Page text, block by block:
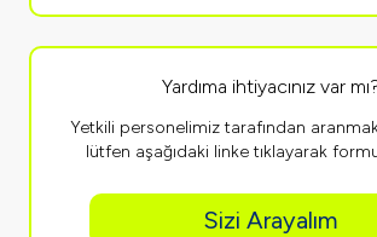
Yardıma ihtiyacınız var
Yetkili personelimiz tarafından
lütfen aşağıdaki linke tıklayarak
Sizi Arayalım